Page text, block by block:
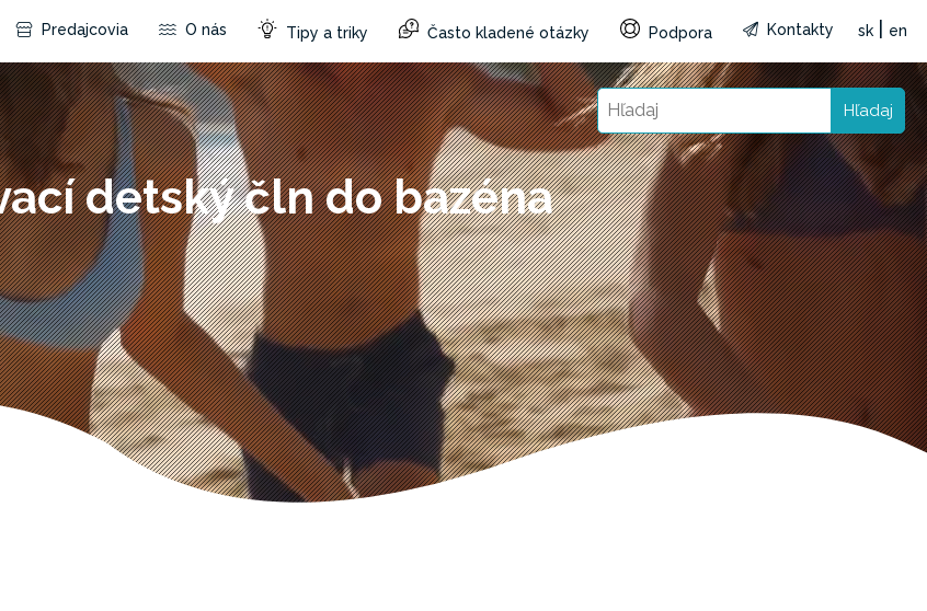
Predajcovia O nás Tipy a triky Často kladené otázky Podpora Kontakty sk en
Hľadaj
detský čln do bazéna